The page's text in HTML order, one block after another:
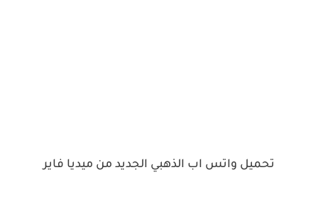
تحميل واتس اب الذهبي الجديد من ميديا فاير